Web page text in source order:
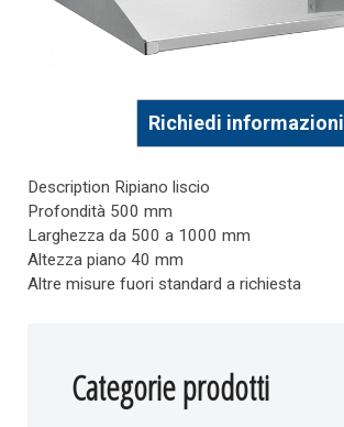
Richiedi informazioni
Description Ripiano liscio
Profondità 500 mm
Larghezza da 500 a 1000 mm
Altezza piano 40 mm
Altre misure fuori standard a richiesta
Categorie prodotti